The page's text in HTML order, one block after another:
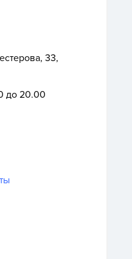
33,
до 20.00